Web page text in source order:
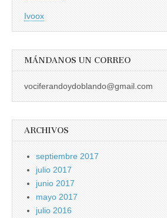
Ivoox
MÁNDANOS UN CORREO
vociferandoydoblando@gmail.com
ARCHIVOS
septiembre 2017
julio 2017
junio 2017
mayo 2017
julio 2016